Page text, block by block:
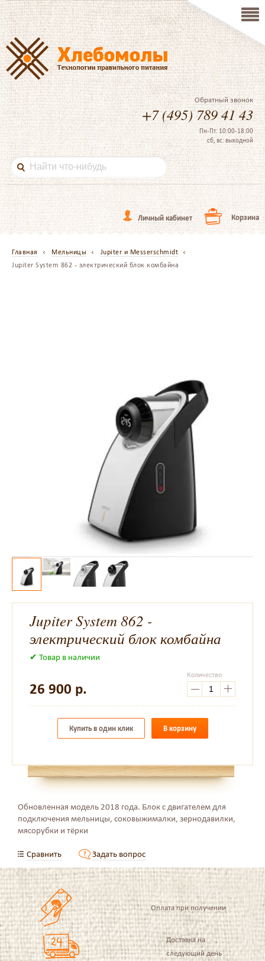
Обратный звонок
+7 (495) 789 41 43
Пн-Пт: 10:00-18:00
сб, вс: выходной
Личный кабинет Корзина
Главная Мельницы
Jupiter и Messerschmidt
Jupiter System 862 - электрический блок комбайна
Jupiter System 862 -
электрический блок комбайна
✔ Товар в наличии
26 900 р.
Количество
Купить в один клик В корзину
Обновленная модель 2018 года. Блок с двигателем для
подключения мельницы, соковыжималки, зернодавилки,
мясорубки и тёрки
Сравнить Задать вопрос
Оплата при получении
Доставка на
следующий день